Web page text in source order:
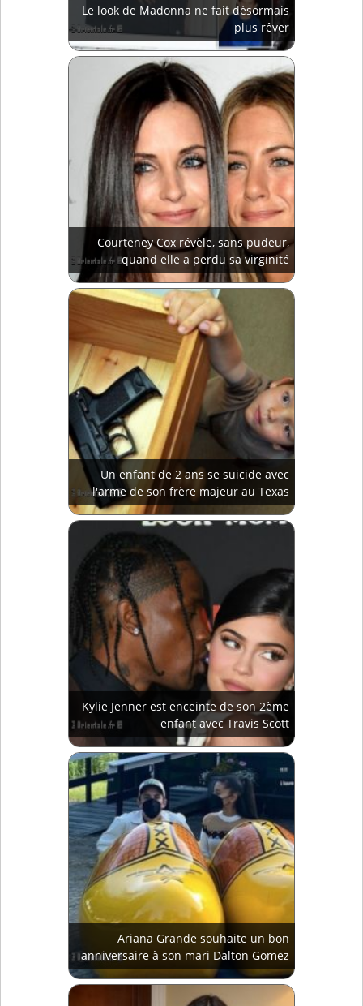
Le look de Madonna ne fait désormais
plus rêver
Courteney Cox révèle, sans pudeur,
quand elle a perdu sa virginité
Un enfant de 2 ans se suicide avec
l'arme de son frère majeur au Texas
Kylie Jenner est enceinte de son 2ème
enfant avec Travis Scott
Ariana Grande souhaite un bon
anniversaire à son mari Dalton Gomez